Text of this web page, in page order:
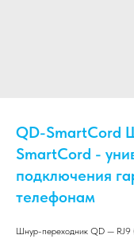
QD-SmartCord
SmartCord -
подключения
телефонам
Шнур-переходник QD — RJ9